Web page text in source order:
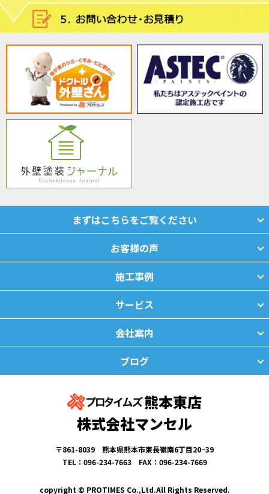
まずはこちらをご覧ください
お客様の声
施工事例
サービス
会社案内
ブログ
熊本東店
株式会社マンセル
〒861-8039 熊本県熊本市東長嶺南6丁目20−39
TEL：096-234-7663 FAX：096-234-7669
copyright © PROTIMES Co.,Ltd.All Rights Reserved.